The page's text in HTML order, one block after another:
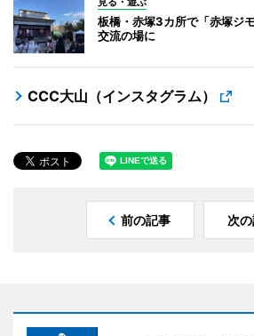
板橋・赤塚3カ所で「赤塚ジ
交流の場に
CCC大山（インスタグラム）
前の記事 次